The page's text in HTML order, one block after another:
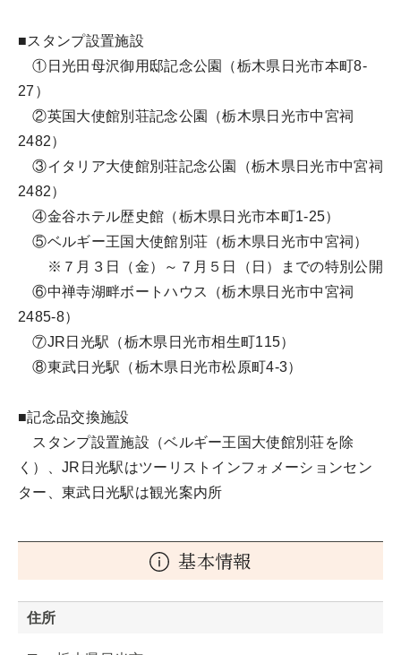
■スタンプ設置施設
①日光田母沢御用邸記念公園（栃木県日光市本町8-
27）
②英国大使館別荘記念公園（栃木県日光市中宮祠
2482）
③イタリア大使館別荘記念公園（栃木県日光市中宮祠
2482）
④金谷ホテル歴史館（栃木県日光市本町1-25）
⑤ベルギー王国大使館別荘（栃木県日光市中宮祠）
※７月３日（金）～７月５日（日）までの特別公開
⑥中禅寺湖畔ボートハウス（栃木県日光市中宮祠
2485-8）
⑦JR日光駅（栃木県日光市相生町115）
⑧東武日光駅（栃木県日光市松原町4-3）
■記念品交換施設
スタンプ設置施設（ベルギー王国大使館別荘を除
く）、JR日光駅はツーリストインフォメーションセン
ター、東武日光駅は観光案内所
基本情報
住所